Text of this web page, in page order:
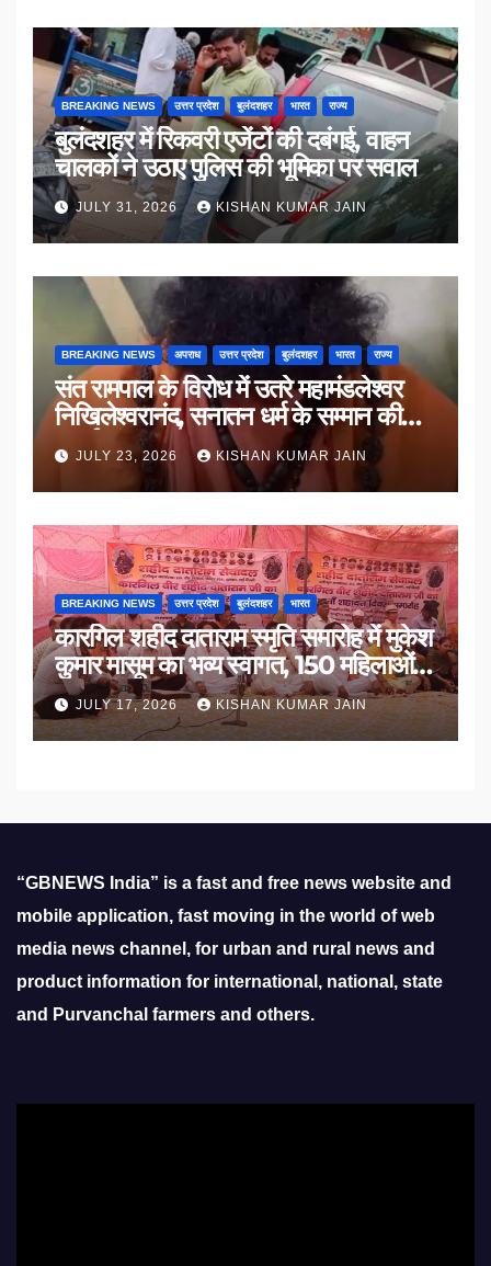
BREAKING NEWS उत्तर प्रदेश बुलंदशहर भारत राज्य
बुलंदशहर में रिकवरी एजेंटों की दबंगई, वाहन
चालकों ने उठाए पुलिस की भूमिका पर सवाल
JULY 31, 2026 KISHAN KUMAR JAIN
BREAKING NEWS अपराध उत्तर प्रदेश बुलंदशहर भारत राज्य
संत रामपाल के विरोध में उतरे महामंडलेश्वर
निखिलेश्वरानंद, सनातन धर्म के सम्मान की
उठाई मांग
JULY 23, 2026 KISHAN KUMAR JAIN
BREAKING NEWS उत्तर प्रदेश बुलंदशहर भारत
कारगिल शहीद दाताराम स्मृति समारोह में मुकेश
कुमार मासूम का भव्य स्वागत, 150 महिलाओं
का सम्मान
JULY 17, 2026 KISHAN KUMAR JAIN
“GBNEWS India” is a fast and free news website and
mobile application, fast moving in the world of web
media news channel, for urban and rural news and
product information for international, national, state
and Purvanchal farmers and others.